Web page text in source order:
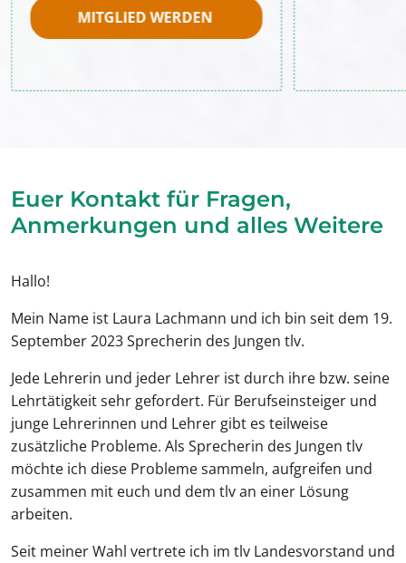
MITGLIED WERDEN
Euer Kontakt für Fragen,
Anmerkungen und alles Weitere
Hallo!
Mein Name ist Laura Lachmann und ich bin seit dem 19.
September 2023 Sprecherin des Jungen tlv.
Jede Lehrerin und jeder Lehrer ist durch ihre bzw. seine
Lehrtätigkeit sehr gefordert. Für Berufseinsteiger und
junge Lehrerinnen und Lehrer gibt es teilweise
zusätzliche Probleme. Als Sprecherin des Jungen tlv
möchte ich diese Probleme sammeln, aufgreifen und
zusammen mit euch und dem tlv an einer Lösung
arbeiten.
Seit meiner Wahl vertrete ich im tlv Landesvorstand und